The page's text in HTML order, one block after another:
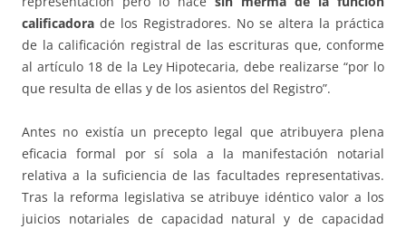
calificadora de los Registradores. No se altera la práctica
de la calificación registral de las escrituras que, conforme
al artículo 18 de la Ley Hipotecaria, debe realizarse “por lo
que resulta de ellas y de los asientos del Registro”.
Antes no existía un precepto legal que atribuyera plena
eficacia formal por sí sola a la manifestación notarial
relativa a la suficiencia de las facultades representativas.
Tras la reforma legislativa se atribuye idéntico valor a los
juicios notariales de capacidad natural y de capacidad